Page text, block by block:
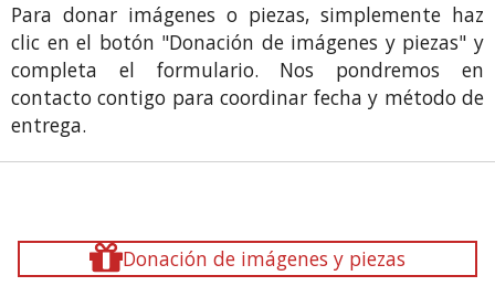
Para donar imágenes o piezas, simplemente haz
clic en el botón "Donación de imágenes y piezas" y
completa el formulario. Nos pondremos en
contacto contigo para coordinar fecha y método de
entrega.
Donación de imágenes y piezas